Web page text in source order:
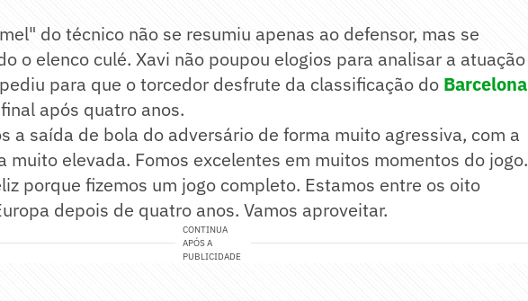
do técnico não se resumiu apenas ao defensor, mas se
o elenco culé. Xavi não poupou elogios para analisar a atuação
para que o torcedor desfrute da classificação do Barcelona
após quatro anos.
a saída de bola do adversário de forma muito agressiva, com a
muito elevada. Fomos excelentes em muitos momentos do jogo.
porque fizemos um jogo completo. Estamos entre os oito
depois de quatro anos. Vamos aproveitar.
CONTINUA
APÓS A
PUBLICIDADE